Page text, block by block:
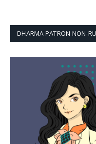
DHARMA PATRON NON-